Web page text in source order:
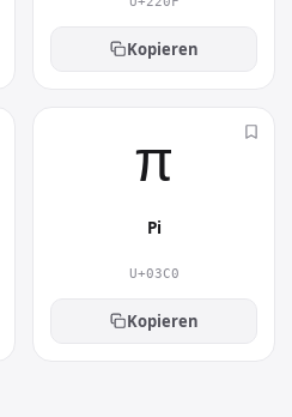
Kopieren
π︎
Pi
U+03C0
Kopieren